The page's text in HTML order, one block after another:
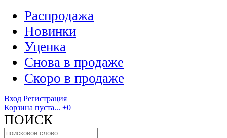
Распродажа
Новинки
Уценка
Снова в продаже
Скоро в продаже
Вход Регистрация
Корзина пуста... +0
ПОИСК